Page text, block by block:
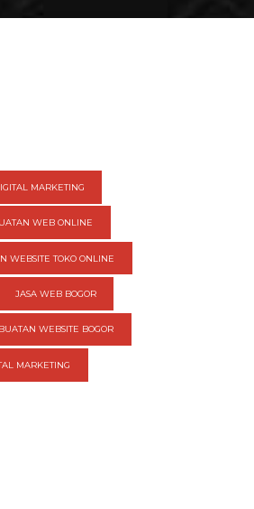
MARKETING
WEB ONLINE
WEBSITE TOKO ONLINE
JASA WEB BOGOR
WEBSITE BOGOR
MARKETING